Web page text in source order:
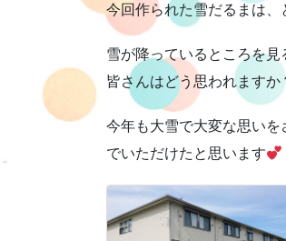
今回作られた雪だるまは
雪が降っているところを
皆さんはどう思われますか
今年も大雪で大変な思い
でいただけたと思います